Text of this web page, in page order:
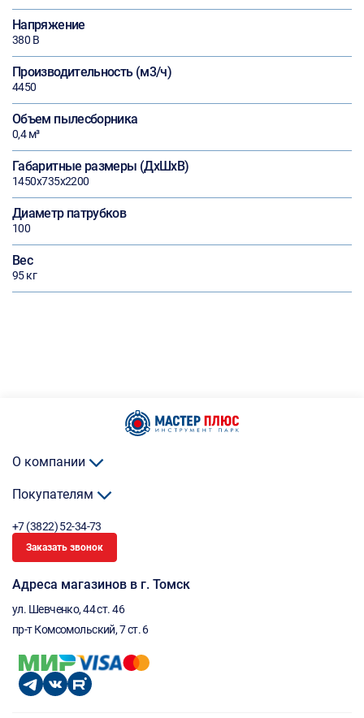
Напряжение
380 В
Производительность (м3/ч)
4450
Объем пылесборника
0,4 м³
Габаритные размеры (ДхШхВ)
1450х735х2200
Диаметр патрубков
100
Вес
95 кг
О компании
Покупателям
+7 (3822) 52-34-73
Заказать звонок
Адреса магазинов в г. Томск
ул. Шевченко, 44 ст. 46
пр-т Комсомольский, 7 ст. 6